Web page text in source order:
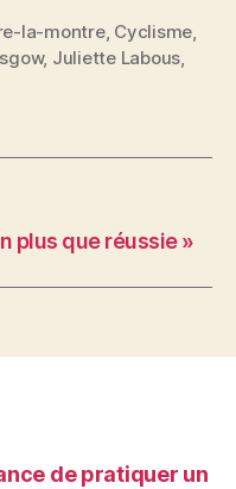
la-montre, Cyclisme,
, Juliette Labous,
plus que réussie »
de pratiquer un